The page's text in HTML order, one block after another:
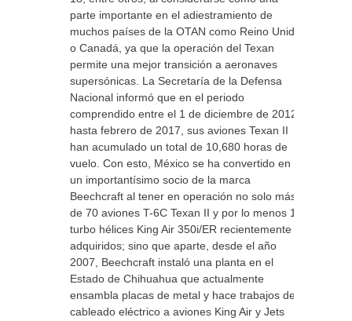
parte importante en el adiestramiento de
muchos países de la OTAN como Reino Unido
o Canadá, ya que la operación del Texan
permite una mejor transición a aeronaves
supersónicas. La Secretaría de la Defensa
Nacional informó que en el periodo
comprendido entre el 1 de diciembre de 2012
hasta febrero de 2017, sus aviones Texan II
han acumulado un total de 10,680 horas de
vuelo. Con esto, México se ha convertido en
un importantísimo socio de la marca
Beechcraft al tener en operación no solo más
de 70 aviones T-6C Texan II y por lo menos 11
turbo hélices King Air 350i/ER recientemente
adquiridos; sino que aparte, desde el año
2007, Beechcraft instaló una planta en el
Estado de Chihuahua que actualmente
ensambla placas de metal y hace trabajos de
cableado eléctrico a aviones King Air y Jets